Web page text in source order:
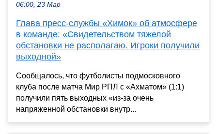
06:00, 23 Мар
Глава пресс‑службы «Химок» об атмосфере
в команде: «Свидетельством тяжелой
обстановки не располагаю. Игроки получили
выходной»
Сообщалось, что футболисты подмосковного
клуба после матча Мир РПЛ с «Ахматом» (1:1)
получили пять выходных «из‑за очень
напряженной обстановки внутр...